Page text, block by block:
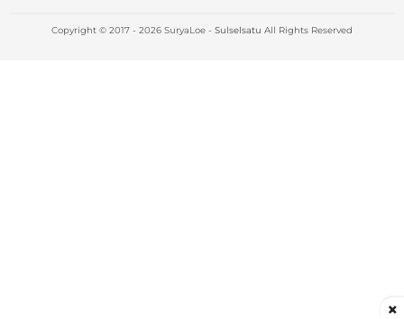
Copyright © 2017 - 2026 SuryaLoe - Sulselsatu All Rights Reserved
×